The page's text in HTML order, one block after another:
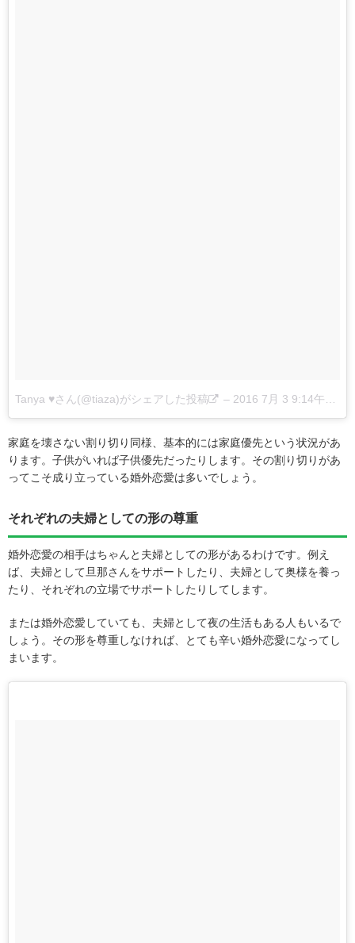
Tanya ♥さん(@tiaza)がシェアした投稿 – 2016 7月 3 9:14午前 PDT
家庭を壊さない割り切り同様、基本的には家庭優先という状況があ
ります。子供がいれば子供優先だったりします。その割り切りがあ
ってこそ成り立っている婚外恋愛は多いでしょう。
それぞれの夫婦としての形の尊重
婚外恋愛の相手はちゃんと夫婦としての形があるわけです。例え
ば、夫婦として旦那さんをサポートしたり、夫婦として奥様を養っ
たり、それぞれの立場でサポートしたりしてします。
または婚外恋愛していても、夫婦として夜の生活もある人もいるで
しょう。その形を尊重しなければ、とても辛い婚外恋愛になってし
まいます。